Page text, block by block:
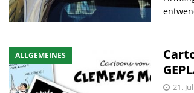
ALLGEMEINES
21.